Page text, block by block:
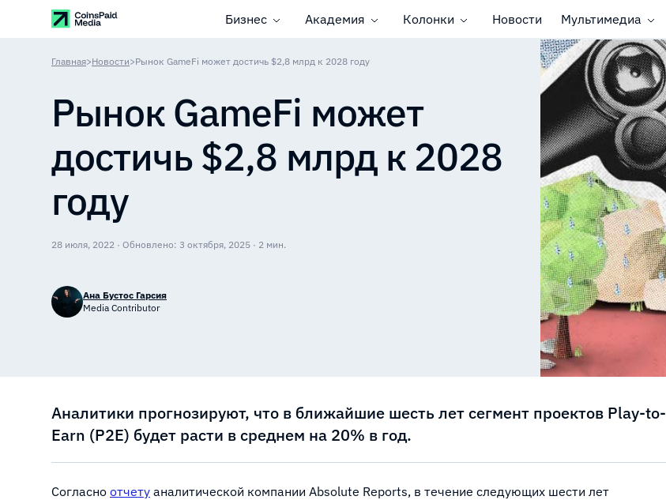
Бизнес Академия Колонки Новости Мультимедиа
Главная>Новости>Рынок GameFi может достичь $2,8 млрд к 2028 году
Рынок GameFi может
достичь $2,8 млрд к 2028
году
28 июля, 2022 · Обновлено: 3 октября, 2025 · 2 мин.
Ана Бустос Гарсия
Media Contributor
Аналитики прогнозируют, что в ближайшие шесть лет сегмент проектов Play-to-
Earn (P2E) будет расти в среднем на 20% в год.
Согласно отчету аналитической компании Absolute Reports, в течение следующих шести лет